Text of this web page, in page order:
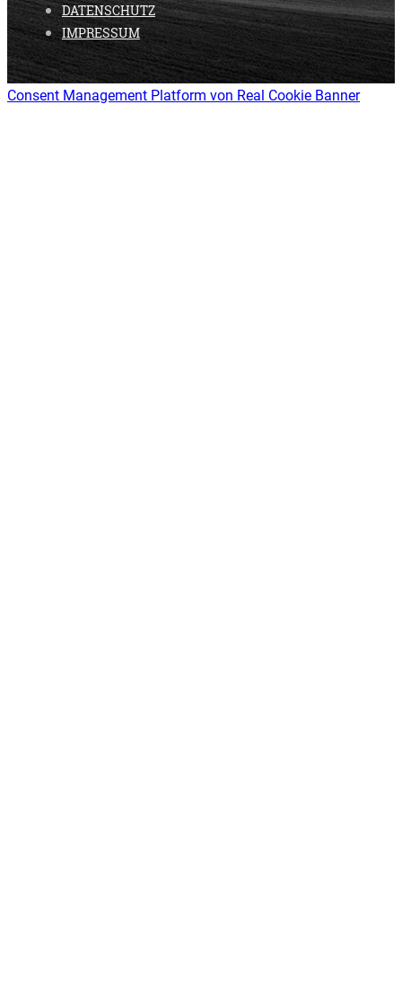
DATENSCHUTZ
IMPRESSUM
Consent Management Platform von Real Cookie Banner